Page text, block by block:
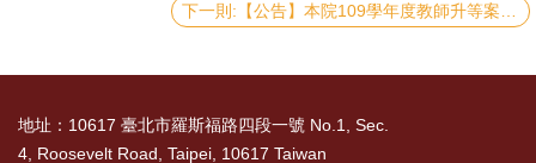
下一則:【公告】本院109學年度教師升等案相關訊息
地址：10617 臺北市羅斯福路四段一號 No.1, Sec.
4, Roosevelt Road, Taipei, 10617 Taiwan